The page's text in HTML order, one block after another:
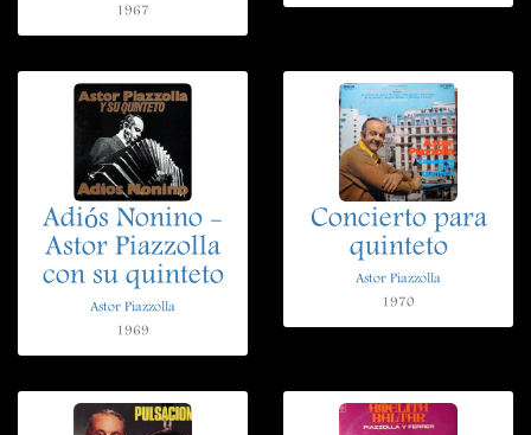
1967
Adiós Nonino -
Astor Piazzolla
con su quinteto
Astor Piazzolla
1969
Concierto para
quinteto
Astor Piazzolla
1970